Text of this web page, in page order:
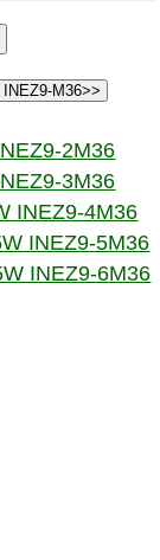
M36>>
2M36
3M36
INEZ9-4M36
INEZ9-5M36
INEZ9-6M36